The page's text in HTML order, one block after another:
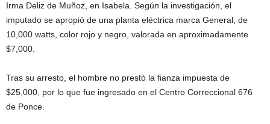
Irma Deliz de Muñoz, en Isabela. Según la investigación, el
imputado se apropió de una planta eléctrica marca General, de
10,000 watts, color rojo y negro, valorada en aproximadamente
$7,000.
Tras su arresto, el hombre no prestó la fianza impuesta de
$25,000, por lo que fue ingresado en el Centro Correccional 676
de Ponce.